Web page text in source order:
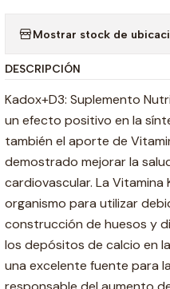
Mostrar stock de
DESCRIPCIÓN
Kadox+D3: Suplemento
un efecto positivo en la
también el aporte de
demostrado mejorar la
cardiovascular. La Vitamina
organismo para utilizar
construcción de huesos y
los depósitos de calcio en
una excelente fuente para